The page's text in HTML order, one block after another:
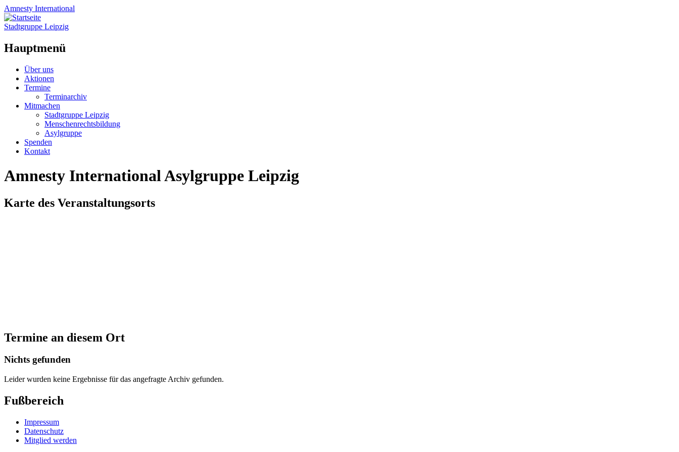
Amnesty International
Stadtgruppe Leipzig
Hauptmenü
Zum
Inhalt
springen
Über uns
Aktionen
Termine
Terminarchiv
Mitmachen
Stadtgruppe Leipzig
Menschenrechtsbildung
Asylgruppe
Spenden
Kontakt
Amnesty International Asylgruppe Leipzig
Karte des Veranstaltungsorts
Termine an diesem Ort
Nichts gefunden
Leider wurden keine Ergebnisse für das angefragte Archiv gefunden.
Fußbereich
Impressum
Datenschutz
Mitglied werden